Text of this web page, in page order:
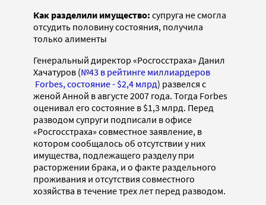
Как разделили имущество: супруга не смогла
отсудить половину состояния, получила
только алименты
Генеральный директор «Росгосстраха» Данил
Хачатуров (№43 в рейтинге миллиардеров
Forbes, состояние - $2,4 млрд) развелся с
женой Анной в августе 2007 года. Тогда Forbes
оценивал его состояние в $1,3 млрд. Перед
разводом супруги подписали в офисе
«Росгосстраха» совместное заявление, в
котором сообщалось об отсутствии у них
имущества, подлежащего разделу при
расторжении брака, и о факте раздельного
проживания и отсутствия совместного
хозяйства в течение трех лет перед разводом.